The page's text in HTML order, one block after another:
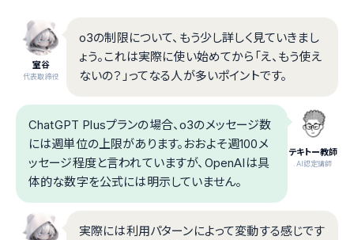
室谷
代表取締役
o3の制限について、もう少し詳しく見ていきまし
ょう。これは実際に使い始めてから「え、もう使え
ないの？」ってなる人が多いポイントです。
テキトー教師
.AI認定講師
ChatGPT Plusプランの場合、o3のメッセージ数
には週単位の上限があります。おおよそ週100メ
ッセージ程度と言われていますが、OpenAIは具
体的な数字を公式には明示していません。
実際には利用パターンによって変動する感じです